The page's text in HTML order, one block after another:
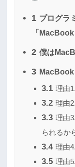
1 プログラ
「
2 僕は
3 MacBook
3.1 理由
3.2 理由
3.3 理由
られるか
3.4 理由
3.5 理由